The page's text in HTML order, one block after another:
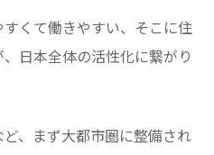
くて働きやすい、そこに住
日本全体の活性化に繋がり
、まず大都市圏に整備され